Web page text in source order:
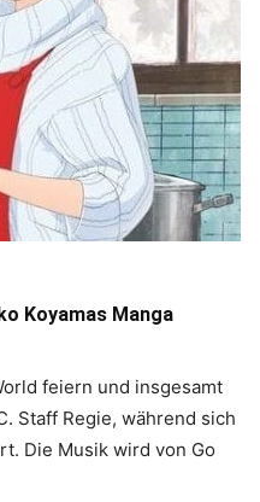
Koyamas Manga
feiern und insgesamt
Staff Regie, während sich
Die Musik wird von Go